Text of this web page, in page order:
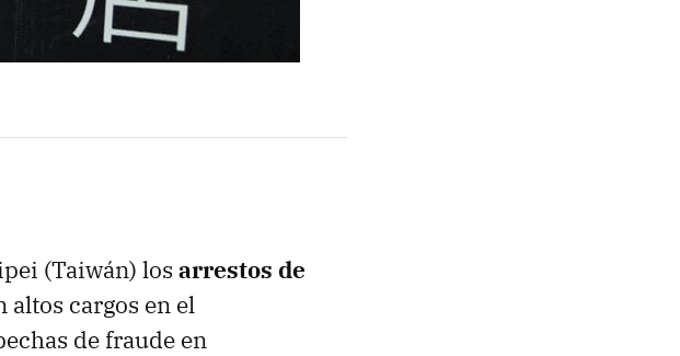
(Taiwán) los arrestos de
altos cargos en el
de fraude en